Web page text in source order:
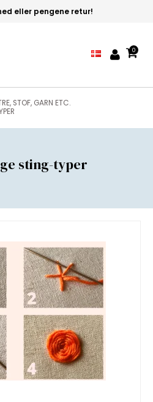
eller pengene retur!
0
STOF, GARN ETC.
sting-typer